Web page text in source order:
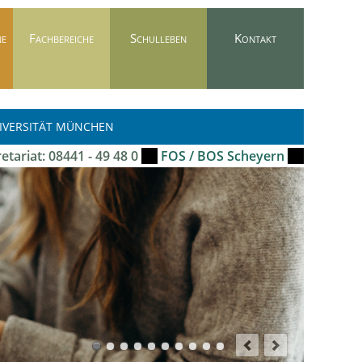
Fachbereiche Schulleben Kontakt
MÜNCHEN
08441 - 49 48 0 FOS / BOS Scheyern